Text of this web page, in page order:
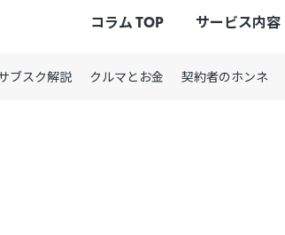
コラム TOP サービス内容
ブスク解説 クルマとお金 契約者のホンネ